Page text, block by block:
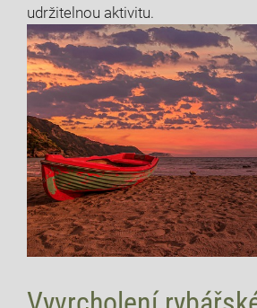
udržitelnou aktivitu.